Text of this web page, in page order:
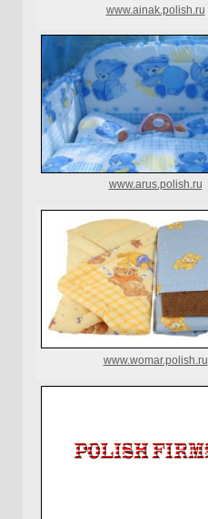
www.ainak.polish.ru
www.arus.polish.ru
www.womar.polish.ru